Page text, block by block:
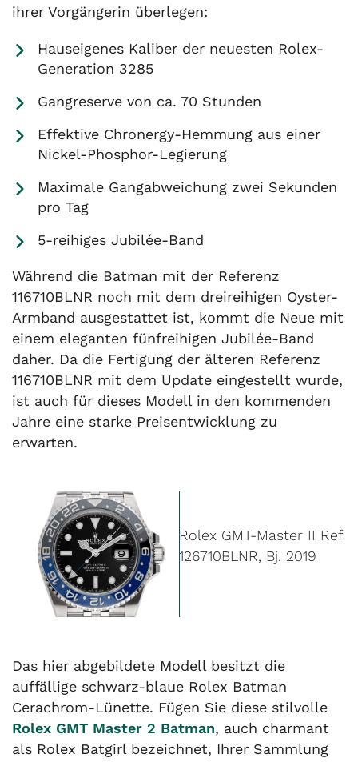
ihrer Vorgängerin überlegen:
Hauseigenes Kaliber der neuesten Rolex-
Generation 3285
Gangreserve von ca. 70 Stunden
Effektive Chronergy-Hemmung aus einer
Nickel-Phosphor-Legierung
Maximale Gangabweichung zwei Sekunden
pro Tag
5-reihiges Jubilée-Band
Während die Batman mit der Referenz
116710BLNR noch mit dem dreireihigen Oyster-
Armband ausgestattet ist, kommt die Neue mit
einem eleganten fünfreihigen Jubilée-Band
daher. Da die Fertigung der älteren Referenz
116710BLNR mit dem Update eingestellt wurde,
ist auch für dieses Modell in den kommenden
Jahre eine starke Preisentwicklung zu
erwarten.
Rolex GMT-Master II Ref
126710BLNR, Bj. 2019
Das hier abgebildete Modell besitzt die
auffällige schwarz-blaue Rolex Batman
Cerachrom-Lünette. Fügen Sie diese stilvolle
Rolex GMT Master 2 Batman, auch charmant
als Rolex Batgirl bezeichnet, Ihrer Sammlung